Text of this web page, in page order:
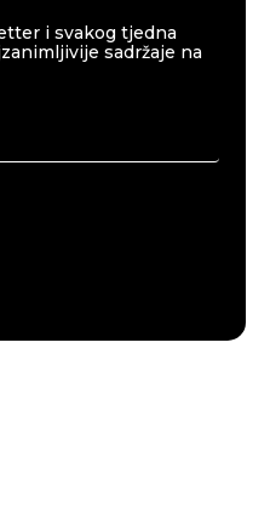
i svakog tjedna
sadržaje na